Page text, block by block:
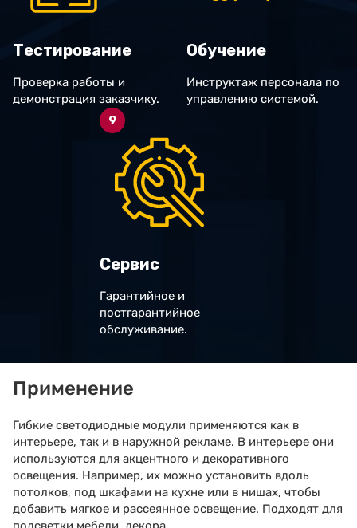
Тестирование
Проверка работы и
демонстрация заказчику.
Обучение
Инструктаж персонала по
управлению системой.
9
Сервис
Гарантийное и
постгарантийное
обслуживание.
Применение
Гибкие светодиодные модули применяются как в
интерьере, так и в наружной рекламе. В интерьере они
используются для акцентного и декоративного
освещения. Например, их можно установить вдоль
потолков, под шкафами на кухне или в нишах, чтобы
добавить мягкое и рассеянное освещение. Подходят для